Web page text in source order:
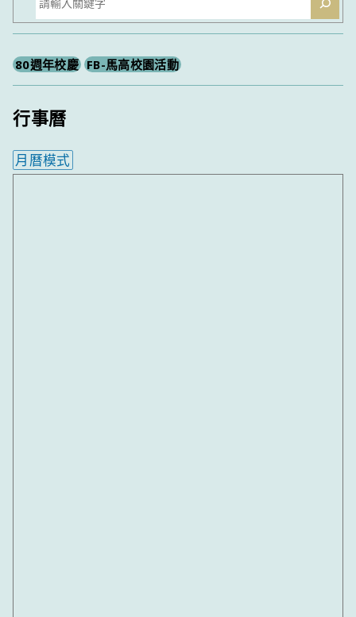
尋
80週年校慶 FB-馬高校園活動
行事曆
月曆模式